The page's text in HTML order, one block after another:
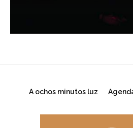
A ochos minutos luz